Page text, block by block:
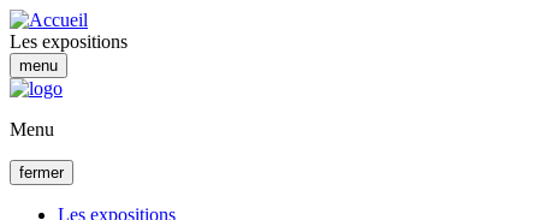
Aller
au
contenu
principal
Les expositions
menu
Menu
fermer
Les expositions